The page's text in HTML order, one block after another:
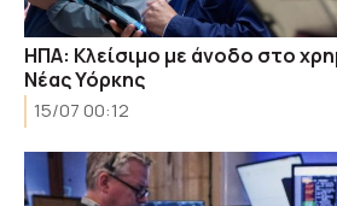
ΗΠΑ: Κλείσιμο με άνοδο στο
Νέας Υόρκης
15/07 00:12